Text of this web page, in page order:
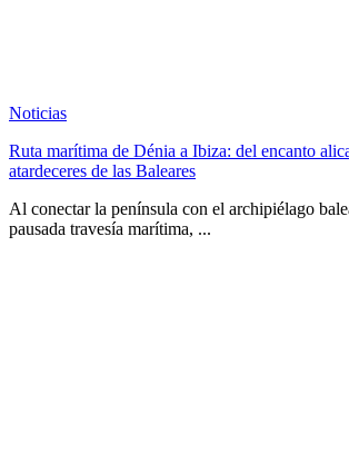
Noticias
Ruta marítima de Dénia a Ibiza: del encanto
atardeceres de las Baleares
Al conectar la península con el archipiélago
pausada travesía marítima, ...